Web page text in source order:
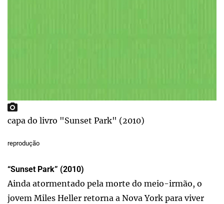
capa do livro "Sunset Park" (2010)
reprodução
“Sunset Park” (2010)
Ainda atormentado pela morte do meio-irmão, o
jovem Miles Heller retorna a Nova York para viver